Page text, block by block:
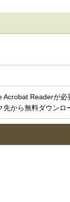
Acrobat Readerが必
から無料ダウンロ